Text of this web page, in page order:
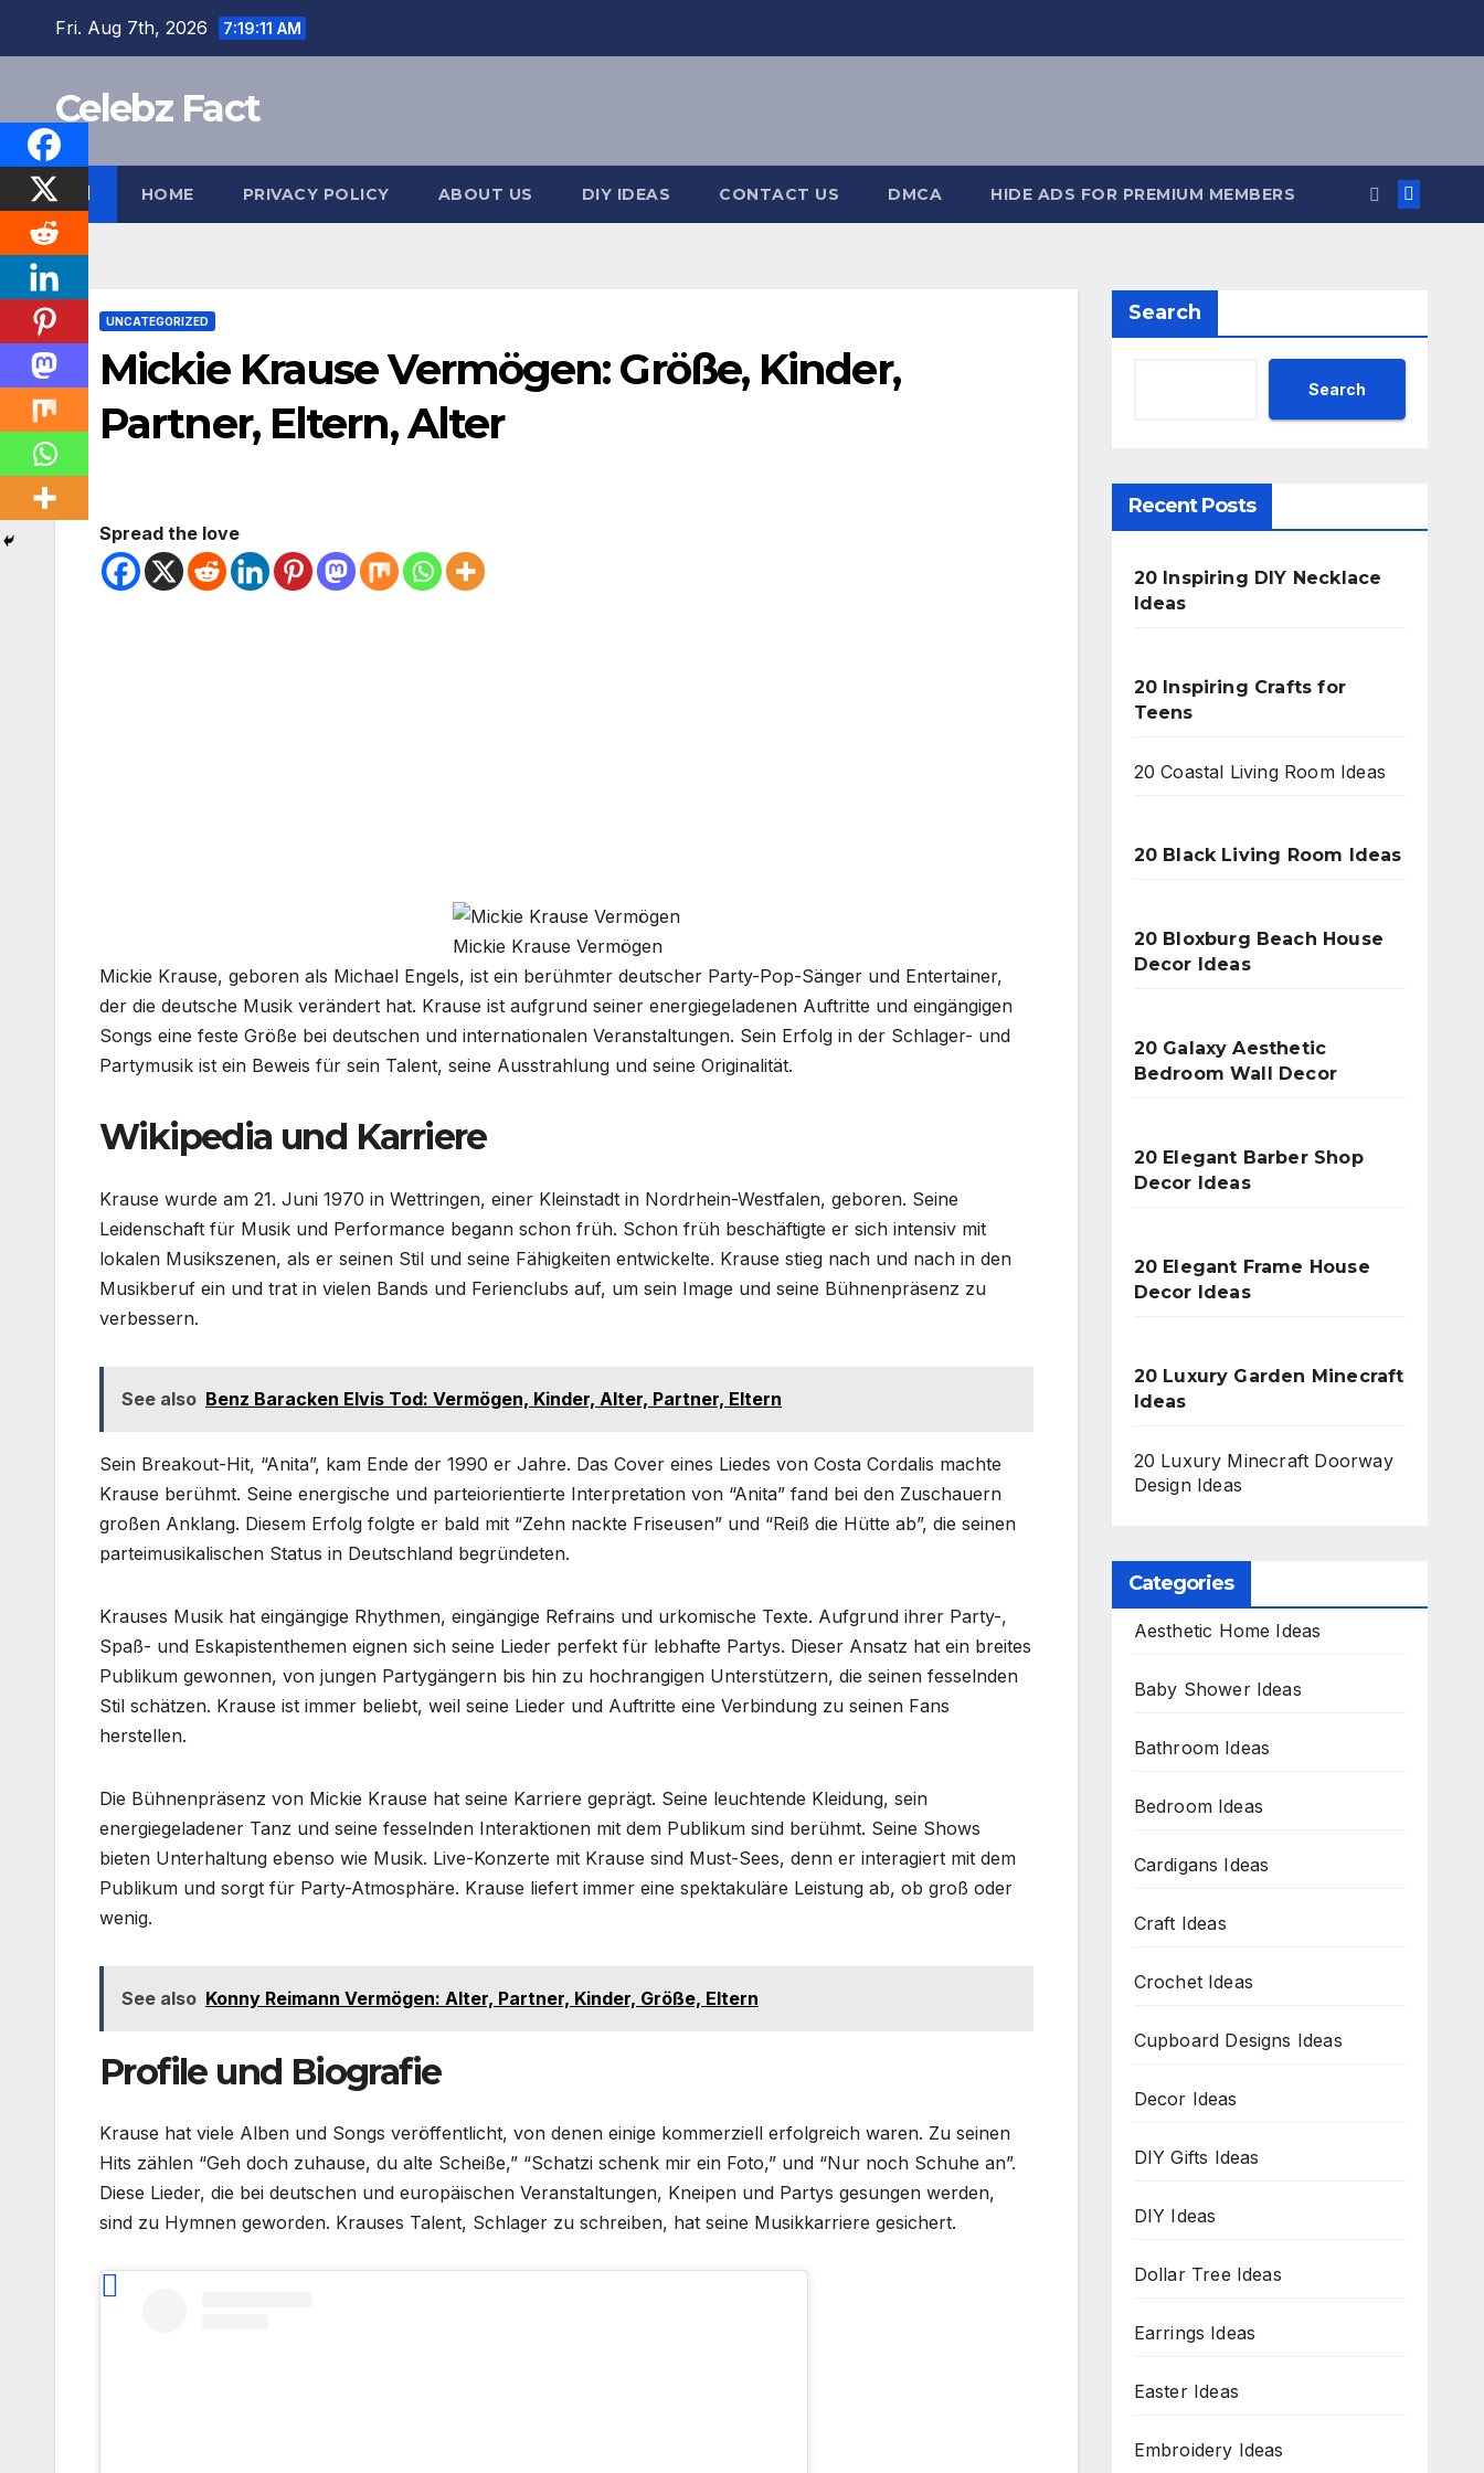
Fri. Aug 7th, 2026 7:19:12 AM
Celebz Fact
HOME PRIVACY POLICY ABOUT US DIY IDEAS CONTACT US DMCA HIDE ADS FOR PREMIUM MEMBERS
UNCATEGORIZED
Mickie Krause Vermögen: Größe, Kinder,
Partner, Eltern, Alter
Spread the love
Mickie Krause Vermögen
Mickie Krause, geboren als Michael Engels, ist ein berühmter deutscher Party-Pop-Sänger und Entertainer,
der die deutsche Musik verändert hat. Krause ist aufgrund seiner energiegeladenen Auftritte und eingängigen
Songs eine feste Größe bei deutschen und internationalen Veranstaltungen. Sein Erfolg in der Schlager- und
Partymusik ist ein Beweis für sein Talent, seine Ausstrahlung und seine Originalität.
Wikipedia und Karriere
Krause wurde am 21. Juni 1970 in Wettringen, einer Kleinstadt in Nordrhein-Westfalen, geboren. Seine
Leidenschaft für Musik und Performance begann schon früh. Schon früh beschäftigte er sich intensiv mit
lokalen Musikszenen, als er seinen Stil und seine Fähigkeiten entwickelte. Krause stieg nach und nach in den
Musikberuf ein und trat in vielen Bands und Ferienclubs auf, um sein Image und seine Bühnenpräsenz zu
verbessern.
See also Benz Baracken Elvis Tod: Vermögen, Kinder, Alter, Partner, Eltern
Sein Breakout-Hit, “Anita”, kam Ende der 1990 er Jahre. Das Cover eines Liedes von Costa Cordalis machte
Krause berühmt. Seine energische und parteiorientierte Interpretation von “Anita” fand bei den Zuschauern
großen Anklang. Diesem Erfolg folgte er bald mit “Zehn nackte Friseusen” und “Reiß die Hütte ab”, die seinen
parteimusikalischen Status in Deutschland begründeten.
Krauses Musik hat eingängige Rhythmen, eingängige Refrains und urkomische Texte. Aufgrund ihrer Party-,
Spaß- und Eskapistenthemen eignen sich seine Lieder perfekt für lebhafte Partys. Dieser Ansatz hat ein breites
Publikum gewonnen, von jungen Partygängern bis hin zu hochrangigen Unterstützern, die seinen fesselnden
Stil schätzen. Krause ist immer beliebt, weil seine Lieder und Auftritte eine Verbindung zu seinen Fans
herstellen.
Die Bühnenpräsenz von Mickie Krause hat seine Karriere geprägt. Seine leuchtende Kleidung, sein
energiegeladener Tanz und seine fesselnden Interaktionen mit dem Publikum sind berühmt. Seine Shows
bieten Unterhaltung ebenso wie Musik. Live-Konzerte mit Krause sind Must-Sees, denn er interagiert mit dem
Publikum und sorgt für Party-Atmosphäre. Krause liefert immer eine spektakuläre Leistung ab, ob groß oder
wenig.
See also Konny Reimann Vermögen: Alter, Partner, Kinder, Größe, Eltern
Profile und Biografie
Krause hat viele Alben und Songs veröffentlicht, von denen einige kommerziell erfolgreich waren. Zu seinen
Hits zählen “Geh doch zuhause, du alte Scheiße,” “Schatzi schenk mir ein Foto,” und “Nur noch Schuhe an”.
Diese Lieder, die bei deutschen und europäischen Veranstaltungen, Kneipen und Partys gesungen werden,
sind zu Hymnen geworden. Krauses Talent, Schlager zu schreiben, hat seine Musikkarriere gesichert.
Search
Search
Recent Posts
20 Inspiring DIY Necklace
Ideas
20 Inspiring Crafts for
Teens
20 Coastal Living Room Ideas
20 Black Living Room Ideas
20 Bloxburg Beach House
Decor Ideas
20 Galaxy Aesthetic
Bedroom Wall Decor
20 Elegant Barber Shop
Decor Ideas
20 Elegant Frame House
Decor Ideas
20 Luxury Garden Minecraft
Ideas
20 Luxury Minecraft Doorway
Design Ideas
Categories
Aesthetic Home Ideas
Baby Shower Ideas
Bathroom Ideas
Bedroom Ideas
Cardigans Ideas
Craft Ideas
Crochet Ideas
Cupboard Designs Ideas
Decor Ideas
DIY Gifts Ideas
DIY Ideas
Dollar Tree Ideas
Earrings Ideas
Easter Ideas
Embroidery Ideas